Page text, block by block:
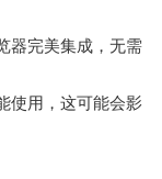
器完美集成，无需
使用，这可能会影